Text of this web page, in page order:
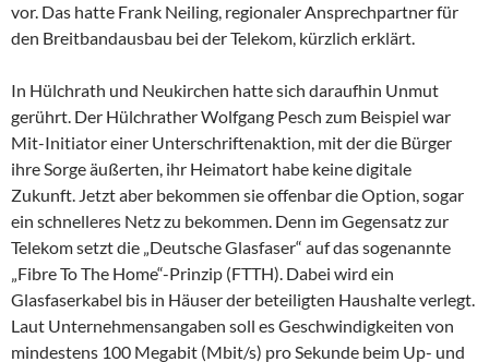
vor. Das hatte Frank Neiling, regionaler Ansprechpartner für
den Breitbandausbau bei der Telekom, kürzlich erklärt.
In Hülchrath und Neukirchen hatte sich daraufhin Unmut
gerührt. Der Hülchrather Wolfgang Pesch zum Beispiel war
Mit-Initiator einer Unterschriftenaktion, mit der die Bürger
ihre Sorge äußerten, ihr Heimatort habe keine digitale
Zukunft. Jetzt aber bekommen sie offenbar die Option, sogar
ein schnelleres Netz zu bekommen. Denn im Gegensatz zur
Telekom setzt die „Deutsche Glasfaser“ auf das sogenannte
„Fibre To The Home“-Prinzip (FTTH). Dabei wird ein
Glasfaserkabel bis in Häuser der beteiligten Haushalte verlegt.
Laut Unternehmensangaben soll es Geschwindigkeiten von
mindestens 100 Megabit (Mbit/s) pro Sekunde beim Up- und